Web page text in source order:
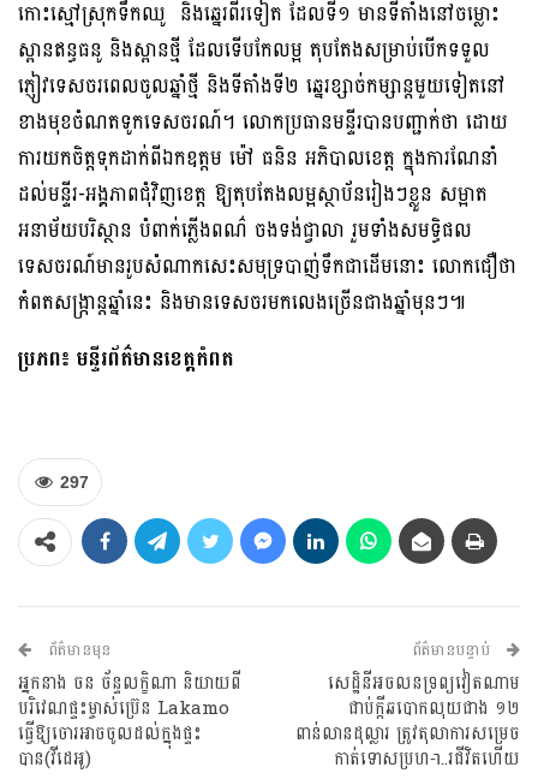
កោះស្មៅស្រុកទឹកឈូ និងឆ្នេរពីរទៀត ដែលទី១ មានទីតាំងនៅចម្លោះ
ស្ពានឥន្ធធនូ និងស្ពានថ្មី ដែលទើបកែលម្អ តុបតែងសម្រាប់បើកទទួល
ភ្ញៀវទេសចរពេលចូលឆ្នាំថ្មី និងទីតាំងទី២ ឆ្នេរខ្សាច់កម្សាន្តមួយទៀតនៅ
ខាងមុខចំណតទូកទេសចរណ៍។ លោកប្រធានមន្ទីរបានបញ្ជាក់ថា ដោយ
ការយកចិត្តទុកដាក់ពីឯកឧត្តម ម៉ៅ ធនិន អភិបាលខេត្ត ក្នុងការណែនាំ
ដល់មន្ទីរ-អង្គភាពជុំវិញខេត្ត ឱ្យតុបតែងលម្អស្ថាប័នរៀងៗខ្លួន សម្អាត
អនាម័យបរិស្ថាន បំពាក់ភ្លើងពណ៌ ចងទង់ជ្វាលា រួមទាំងសមទ្ធិផល
ទេសចរណ៍មានរូបសំណាកសេះសមុទ្របាញ់ទឹកជាដើមនោះ លោកជឿថា
កំពតសង្ក្រាន្តឆ្នាំនេះ និងមានទេសចរមកលេងច្រើនជាងឆ្នាំមុនៗ៕
ប្រភព៖ មន្ទីរព័ត៌មានខេត្តកំពត
297
ព័ត៌មានមុន
អ្នកនាង ចន ច័ន្ទលក្ខិណា និយាយពី
បរិវេណផ្ទះម្ចាស់ប្រ៊េន Lakamo
ធ្វើឱ្យចោរអាចចូលដល់ក្នុងផ្ទះ
បាន(វីដេអូ)
ព័ត៌មានបន្ទាប់
សេដ្ឋិនីអចលនទ្រព្យវៀតណាម
ជាប់ក្តីឆបោកលុយជាង ១២
ពាន់លានដុល្លារ ត្រូវតុលាការសម្រេច
កាត់ទោសប្រហ-ា..រជីវិតហើយ